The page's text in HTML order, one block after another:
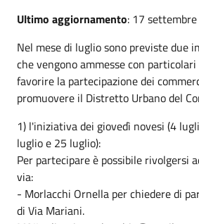
Ultimo aggiornamento: 17
Nel mese di luglio sono previste due
che vengono ammesse con
favorire la partecipazione dei
promuovere il Distretto Urbano del
1) l'iniziativa dei giovedì novesi (4
luglio e 25 luglio):
Per partecipare è possibile rivolgersi
via:
- Morlacchi Ornella per chiedere di
di Via Mariani.